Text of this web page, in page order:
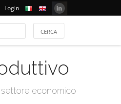
Login
economico